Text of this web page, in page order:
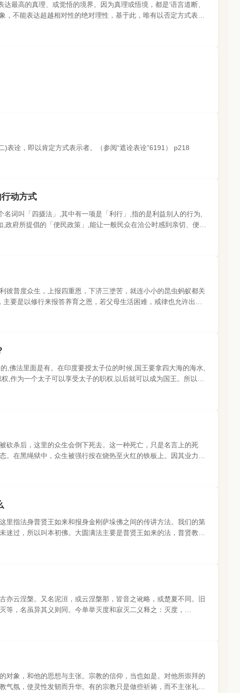
最高的真理、或觉悟的境界。因为真理或悟境，都是‘语言道断、
，不能表达超越相对性的绝对理性，基于此，唯有以否定方式表
表诠，即以肯定方式表示者。（参阅“遮诠表诠”6191） p218
动方式
词叫「四摄法」,其中有一项是「利行」,指的是利益别人的行为,
府所提倡的「便民政策」,能让一般民众在洽公时感到亲切、便利,
彼普度众生，上报四重恩，下济三塗苦，就连小小的昆虫蚂蚁都关
要是以修行来报答养育之恩，若父母生活困难，戒律也允许出家
,佛法里面是有。在印度要授太子位的时候,国王要拿四大海的海水,
,作为一个太子可以享受太子的职权,以后就可以成为国王。所以我
砍杀后，这里的众生会倒下死去。这一种死亡，只是名言上的死
。在黑绳狱中，众生被强行按在烧热至火红的铁板上。因其业力
里指法身普贤王如来和报身金刚萨垛佛之间的传讲方法。我们的第
过，所以叫本初佛。大圆满法主要是普贤王如来的法，普贤教指
亦云涅槃。又名泥洹，或云涅槃那，皆音之讹略，或楚夏不同。旧
等，名虽异其义则同。今单举灭度和寂灭二义释之：灭度，
对象，和他的思想与主张。宗教的信仰，当也如是。对他所崇拜的
氛，使灵性发韧而升华。有的宗教只是做些祈祷，而不主张礼拜